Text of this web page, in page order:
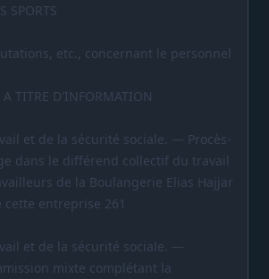
SPORTS
etc., concernant le personnel
A TITRE D'INFORMATION
et de la sécurité sociale. — Procès-
dans le différend collectif du travail
de la Boulangerie Elias Hajjar
entreprise 261
et de la sécurité sociale. —
mixte complétant la